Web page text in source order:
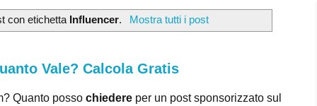
con etichetta Influencer. Mostra tutti i post
Vale? Calcola Gratis
Quanto posso chiedere per un post sponsorizzato sul